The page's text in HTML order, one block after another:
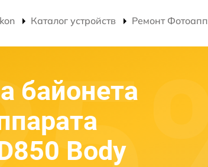
Каталог устройств Ремонт
байонета
Body